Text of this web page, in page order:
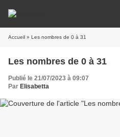
Accueil » Les nombres de 0 à 31
Les nombres de 0 à 31
Publié le 21/07/2023 à 09:07
Par Elisabetta